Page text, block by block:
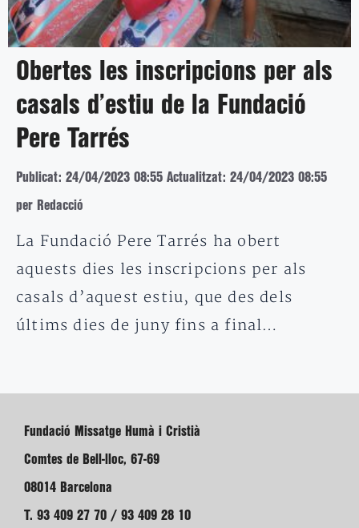
Obertes les inscripcions per als
casals d’estiu de la Fundació
Pere Tarrés
Publicat: 24/04/2023 08:55 Actualitzat: 24/04/2023 08:55
per Redacció
La Fundació Pere Tarrés ha obert
aquests dies les inscripcions per als
casals d’aquest estiu, que des dels
últims dies de juny fins a final…
Fundació Missatge Humà i Cristià
Comtes de Bell-lloc, 67-69
08014 Barcelona
T. 93 409 27 70 / 93 409 28 10